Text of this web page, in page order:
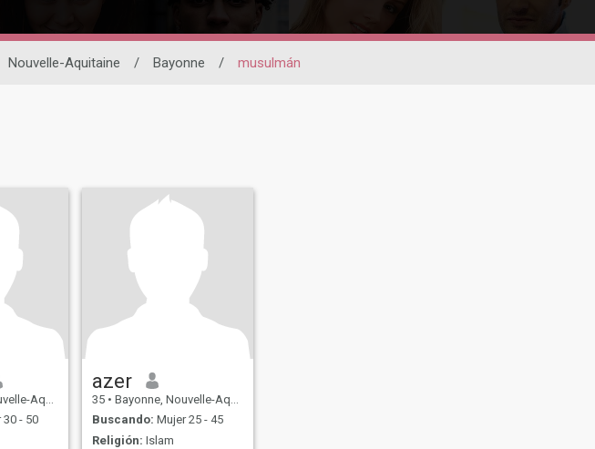
Nouvelle-Aquitaine / Bayonne / musulmán
Francia
30 - 50
azer
35 • Bayonne, Nouvelle-Aquitaine, Francia
Buscando: Mujer 25 - 45
Religión: Islam